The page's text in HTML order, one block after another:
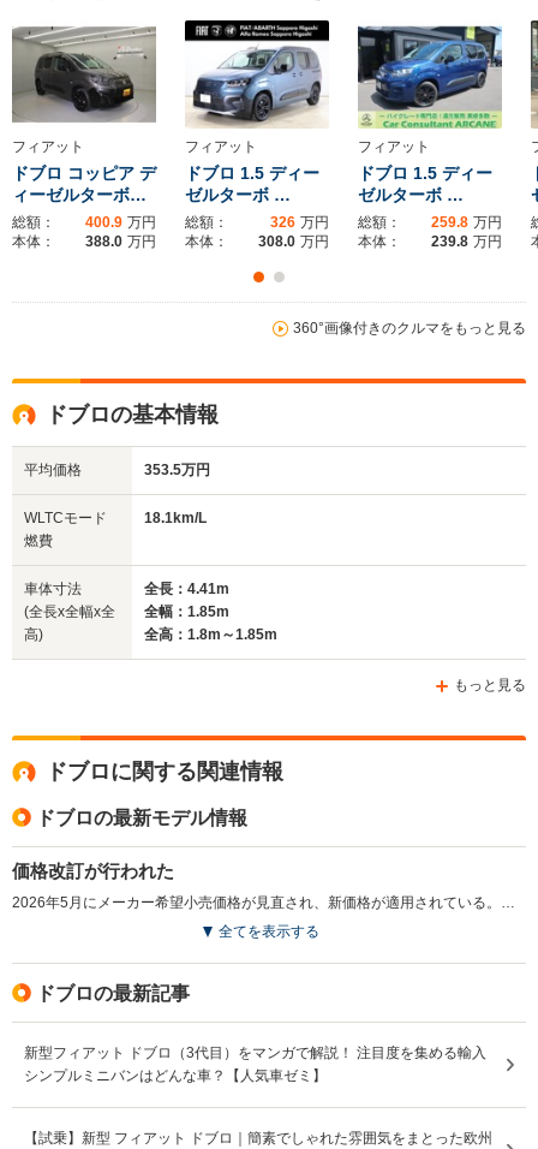
サイズ
(全長x全幅x全高)
排気量
1.85m
全長
4.77m
ホイールベース
-m
└高速道路:20.2km/L
1498cc
1.85m
全長
4.4m～4.41m
ホイールベース
-m
└市街地:14.5～
15.7km/L
ホイ
└市街地
14.6km/L
フィアット
ドブロ コッピア デ
ィーゼルターボ…
総額： 400.9 万円
本体：
388.0 万円
フィアット
ドブロ 1.5 ディー
ゼルターボ …
総額： 326 万円
本体：
308.0 万円
フィアット
ドブロ 1.5 ディー
ゼルターボ …
総額： 259.8 万円
本体：
239.8 万円
360°画像付きのクルマをもっと見る
ドブロの基本情報
平均価格 353.5万円
WLTCモード
燃費
18.1km/L
車体寸法
(全長x全幅x全
高)
全長：4.41m
全幅：1.85m
全高：1.8m～1.85m
もっと見る
ドブロに関する関連情報
ドブロの最新モデル情報
価格改訂が行われた
2026年5月にメーカー希望小売価格が見直され、新価格が適用されている。（2026.5）
全てを表示する
ドブロの最新記事
新型フィアット ドブロ（3代目）をマンガで解説！ 注目度を集める輸入
シンプルミニバンはどんな車？【人気車ゼミ】
【試乗】新型 フィアット ドブロ｜簡素でしゃれた雰囲気をまとった欧州